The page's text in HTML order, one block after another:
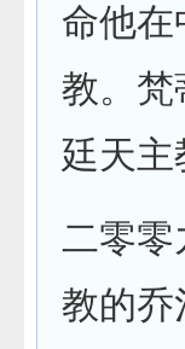
命他在
教。梵
廷天主
二零零
教的乔